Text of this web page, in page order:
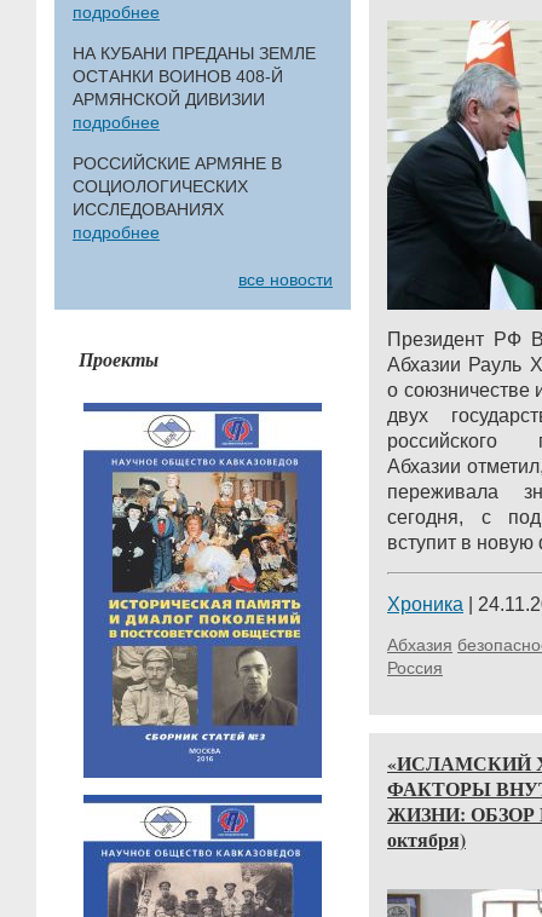
подробнее
НА КУБАНИ ПРЕДАНЫ ЗЕМЛЕ
ОСТАНКИ ВОИНОВ 408-Й
АРМЯНСКОЙ ДИВИЗИИ
подробнее
РОССИЙСКИЕ АРМЯНЕ В
СОЦИОЛОГИЧЕСКИХ
ИССЛЕДОВАНИЯХ
подробнее
все новости
Проекты
Президент РФ
Абхазии Рауль
о союзничестве
двух
российского
Абхазии
переживала
сегодня, с
вступит в новую
Хроника |
Абхазия
Россия
«ИСЛАМСКИЙ
ФАКТОРЫ
ЖИЗНИ: ОБЗОР
октября)